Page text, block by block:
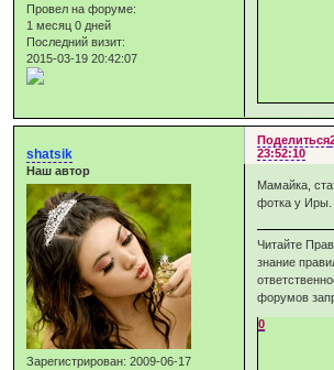
Провел на форуме:
1 месяц 0 дней
Последний визит:
2015-03-19 20:42:07
Поделиться
23:52:10
shatsik
Наш автор
Зарегистрирован: 2009-06-17
Мамайка,
фотка у Иры.
Читайте
знание
форумов
0